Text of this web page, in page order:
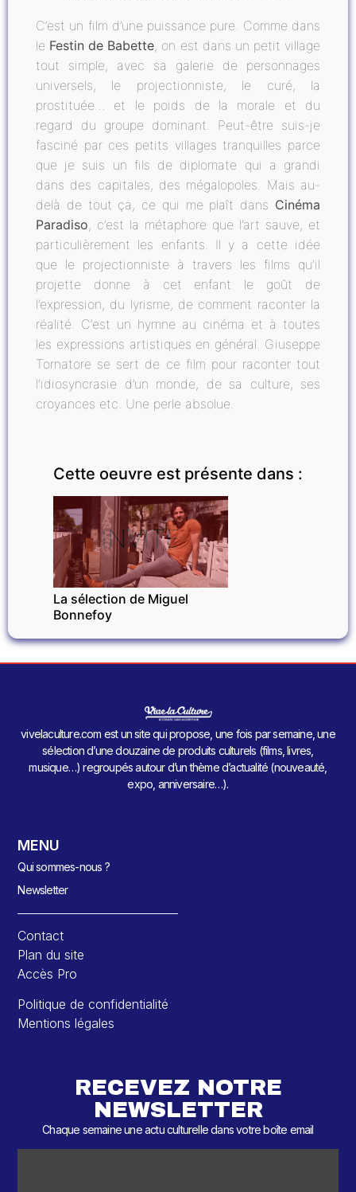
C’est un film d’une puissance pure. Comme dans
le Festin de Babette, on est dans un petit village
tout simple, avec sa galerie de personnages
universels, le projectionniste, le curé, la
prostituée… et le poids de la morale et du
regard du groupe dominant. Peut-être suis-je
fasciné par ces petits villages tranquilles parce
que je suis un fils de diplomate qui a grandi
dans des capitales, des mégalopoles. Mais au-
delà de tout ça, ce qui me plaît dans Cinéma
Paradiso, c’est la métaphore que l’art sauve, et
particulièrement les enfants. Il y a cette idée
que le projectionniste à travers les films qu’il
projette donne à cet enfant le goût de
l’expression, du lyrisme, de comment raconter la
réalité. C’est un hymne au cinéma et à toutes
les expressions artistiques en général. Giuseppe
Tornatore se sert de ce film pour raconter tout
l’idiosyncrasie d’un monde, de sa culture, ses
croyances etc. Une perle absolue.
Cette oeuvre est présente dans :
INVITÉ
La sélection de Miguel
Bonnefoy
vivelaculture.com est un site qui propose, une fois par semaine, une
sélection d’une douzaine de produits culturels (films, livres,
musique…) regroupés autour d’un thème d’actualité (nouveauté,
expo, anniversaire…).
MENU
Qui sommes-nous ?
Newsletter
Contact
Plan du site
Accès Pro
Politique de confidentialité
Mentions légales
RECEVEZ NOTRE
NEWSLETTER
Chaque semaine une actu culturelle dans votre boîte email